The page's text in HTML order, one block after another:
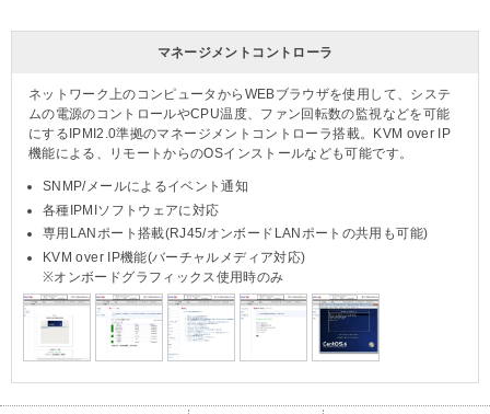
マネージメントコントローラ
ネットワーク上のコンピュータからWEBブラウザを使用して、システ
ムの電源のコントロールやCPU温度、ファン回転数の監視などを可能
にするIPMI2.0準拠のマネージメントコントローラ搭載。KVM over IP
機能による、リモートからのOSインストールなども可能です。
SNMP/メールによるイベント通知
各種IPMIソフトウェアに対応
専用LANポート搭載(RJ45/オンボードLANポートの共用も可能)
KVM over IP機能(バーチャルメディア対応)
※オンボードグラフィックス使用時のみ